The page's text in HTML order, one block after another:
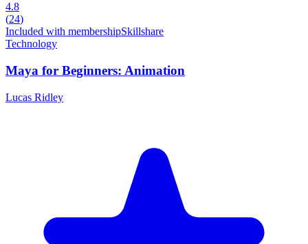
4.8
(24)
Included with membershipSkillshare
Technology
Maya for Beginners: Animation
Lucas Ridley